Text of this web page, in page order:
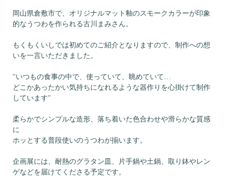
岡山県倉敷市で、オリジナルマット釉のスモークカラーが印象
的なうつわを作られる古川まみさん。
もくもくいしでは初めてのご紹介となりますので、制作への想
いを一言いただきました。
"いつもの食事の中で、使っていて、眺めていて…
どこかあったかい気持ちになれるような器作りを心掛けて制作
しています"
柔らかでシンプルな造形、落ち着いた色合わせや滑らかな質感
に
ホッとする普段使いのうつわが揃います。
企画展には、耐熱のグラタン皿、片手鍋や土鍋、取り鉢やレン
ゲなどを届けてくださる予定です。